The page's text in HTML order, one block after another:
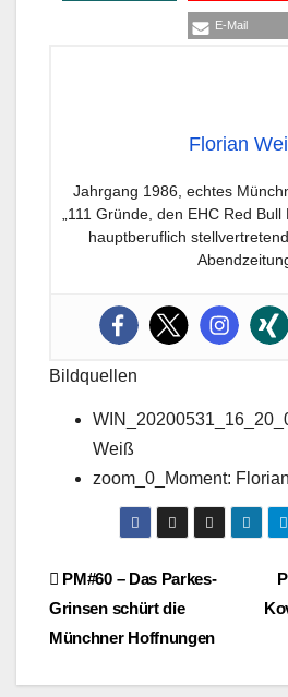
E-Mail
Florian
Jahrgang 1986, echtes
„111 Gründe, den EHC Red
hauptberuflich
Bildquellen
Weiß
zoom_0_Moment:
PM#60 – Das Parkes-
Grinsen schürt die
Münchner Hoffnungen